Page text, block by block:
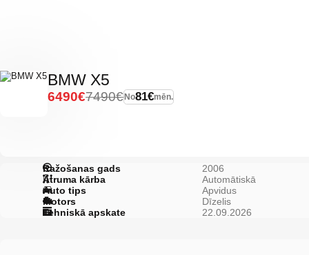
BMW X5
No81€mēn.
7490€
6490€
Ražošanas gads
2006
Ātruma kārba
Automātiskā
Auto tips
Apvidus
Motors
Dīzelis
Tehniskā apskate
22.09.2026